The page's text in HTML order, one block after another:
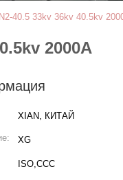
40.5 33kv 36kv 40.5kv
2000A
XIAN, КИТАЙ
XG
ISO,CCC